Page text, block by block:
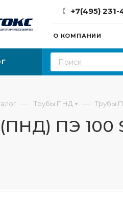
+7(495)
О КОМПАНИИ
— Трубы ПНД — Трубы
ПЭ 100